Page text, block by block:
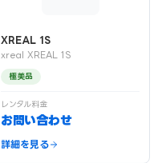
XREAL 1S
xreal XREAL 1S
極美品
レンタル料金
お問い合わせ
詳細を見る